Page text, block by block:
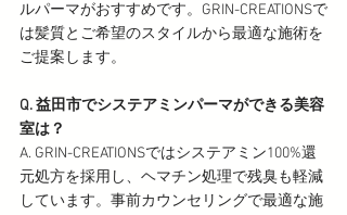
ルパーマがおすすめです。GRIN-CREATIONSで
は髪質とご希望のスタイルから最適な施術を
ご提案します。
Q. 益田市でシステアミンパーマができる美容
室は？
A. GRIN-CREATIONSではシステアミン100%還
元処方を採用し、ヘマチン処理で残臭も軽減
しています。事前カウンセリングで最適な施